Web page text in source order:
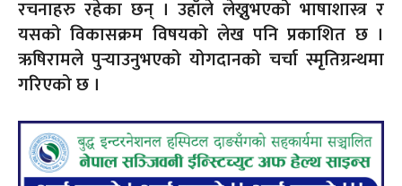
रचनाहरु रहेका छन् । उहाँले लेख्नुभएको भाषाशास्त्र र
यसको विकासक्रम विषयको लेख पनि प्रकाशित छ ।
ऋषिरामले पुर्‍याउनुभएको योगदानको चर्चा स्मृतिग्रन्थमा
गरिएको छ ।